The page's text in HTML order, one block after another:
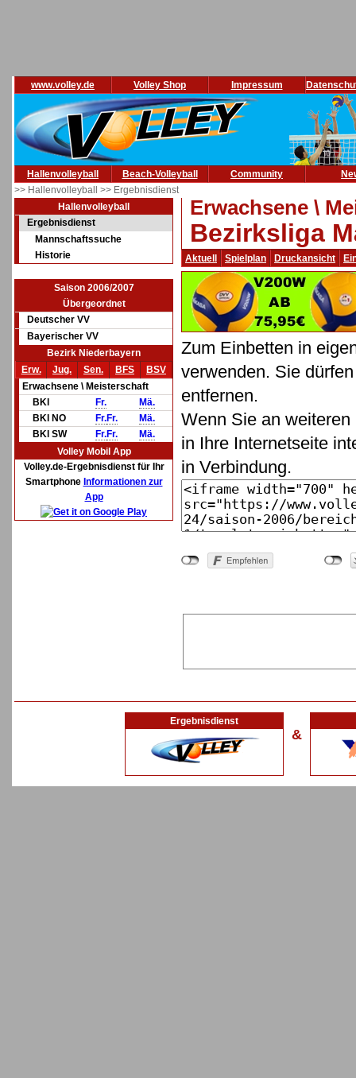
www.volley.de Volley Shop Impressum
Hallenvolleyball Beach-Volleyball Community
>> Hallenvolleyball >> Ergebnisdienst
Hallenvolleyball
Ergebnisdienst
Mannschaftssuche
Historie
Saison 2006/2007
Übergeordnet
Deutscher VV
Bayerischer VV
Bezirk Niederbayern
Erw.
Jug. Sen. BFS
BSV
Erwachsene \ Meisterschaft
BKl
Fr.
Mä.
BKl NO
Fr.Fr.
Mä.
BKl SW
Fr.Fr.
Mä.
Volley Mobil App
Volley.de-Ergebnisdienst für Ihr
Smartphone Informationen zur
App
Erwachsene \
Bezirksliga
Aktuell Spielplan Druckansicht
Zum Einbetten in
verwenden. Sie
entfernen.
Wenn Sie an
in Ihre Internetseite
in Verbindung.
Ergebnisdienst
&